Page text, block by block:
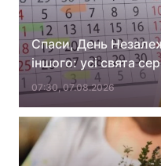
Цікавинки
Екологія
Лонгріди
Відео з Youtube
Інтерв'ю
Спаси, День
іншого: усі свята
07:30, 07.08.2026